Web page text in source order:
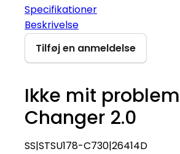
Specifikationer
Beskrivelse
Tilføj en anmeldelse
Ikke mit problem
Changer 2.0
SS|STSU178-C730|26414D